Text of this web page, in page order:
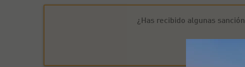
¿Has recibido algunas